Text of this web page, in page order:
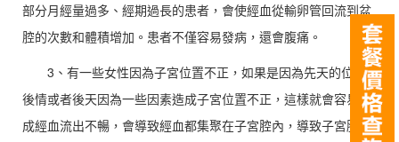
部分月經量過多、經期過長的患者，會使經血從輸卵管回流到盆
腔的次數和體積增加。患者不僅容易發病，還會腹痛。
3、有一些女性因為子宮位置不正，如果是因為先天的位置
後情或者後天因為一些因素造成子宮位置不正，這樣就會容易造
成經血流出不暢，會導致經血都集聚在子宮腔內，導致子宮腔內